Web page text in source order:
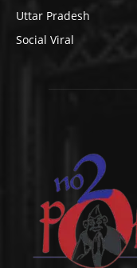
Uttar Pradesh
Social Viral